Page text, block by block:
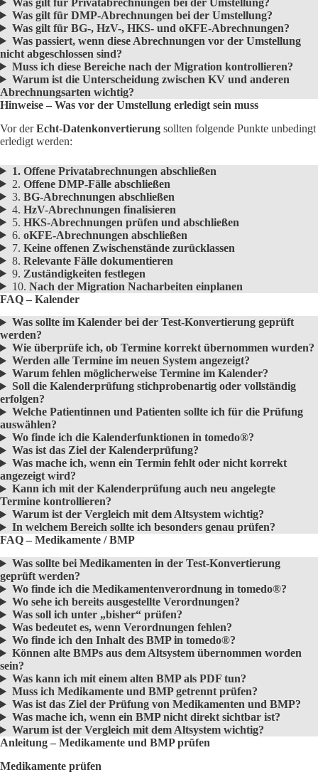
Was gilt für DMP-Abrechnungen bei der Umstellung?
Was gilt für BG-, HzV-, HKS- und oKFE-Abrechnungen?
Was passiert, wenn diese Abrechnungen vor der Umstellung
nicht abgeschlossen sind?
Muss ich diese Bereiche nach der Migration kontrollieren?
Warum ist die Unterscheidung zwischen KV und anderen
Abrechnungsarten wichtig?
Hinweise – Was vor der Umstellung erledigt sein muss
Vor derEcht-Datenkonvertierung sollten folgende Punkte unbedingt
erledigt werden:
1. Offene Privatabrechnungen abschließen
2. Offene DMP-Fälle abschließen
3. BG-Abrechnungen abschließen
4. HzV-Abrechnungen finalisieren
5. HKS-Abrechnungen prüfen und abschließen
6. oKFE-Abrechnungen abschließen
7. Keine offenen Zwischenstände zurücklassen
8. Relevante Fälle dokumentieren
9. Zuständigkeiten festlegen
10. Nach der Migration Nacharbeiten einplanen
FAQ – Kalender
Was sollte im Kalender bei der Test-Konvertierung geprüft
werden?
Wie überprüfe ich, ob Termine korrekt übernommen wurden?
Werden alle Termine im neuen System angezeigt?
Warum fehlen möglicherweise Termine im Kalender?
Soll die Kalenderprüfung stichprobenartig oder vollständig
erfolgen?
Welche Patientinnen und Patienten sollte ich für die Prüfung
auswählen?
Wo finde ich die Kalenderfunktionen in tomedo®?
Was ist das Ziel der Kalenderprüfung?
Was mache ich, wenn ein Termin fehlt oder nicht korrekt
angezeigt wird?
Kann ich mit der Kalenderprüfung auch neu angelegte
Termine kontrollieren?
Warum ist der Vergleich mit dem Altsystem wichtig?
In welchem Bereich sollte ich besonders genau prüfen?
FAQ – Medikamente / BMP
Was sollte bei Medikamenten in der Test-Konvertierung
geprüft werden?
Wo finde ich die Medikamentenverordnung in tomedo®?
Wo sehe ich bereits ausgestellte Verordnungen?
Was soll ich unter „bisher“ prüfen?
Was bedeutet es, wenn Verordnungen fehlen?
Wo finde ich den Inhalt des BMP in tomedo®?
Können alte BMPs aus dem Altsystem übernommen worden
sein?
Was kann ich mit einem alten BMP als PDF tun?
Muss ich Medikamente und BMP getrennt prüfen?
Was ist das Ziel der Prüfung von Medikamenten und BMP?
Was mache ich, wenn ein BMP nicht direkt sichtbar ist?
Warum ist der Vergleich mit dem Altsystem wichtig?
Anleitung – Medikamente und BMP prüfen
Medikamente prüfen